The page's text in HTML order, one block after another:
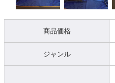
商品価格
ジャンル